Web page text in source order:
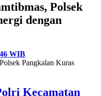
Polsek
dengan
WIB
Kecamatan